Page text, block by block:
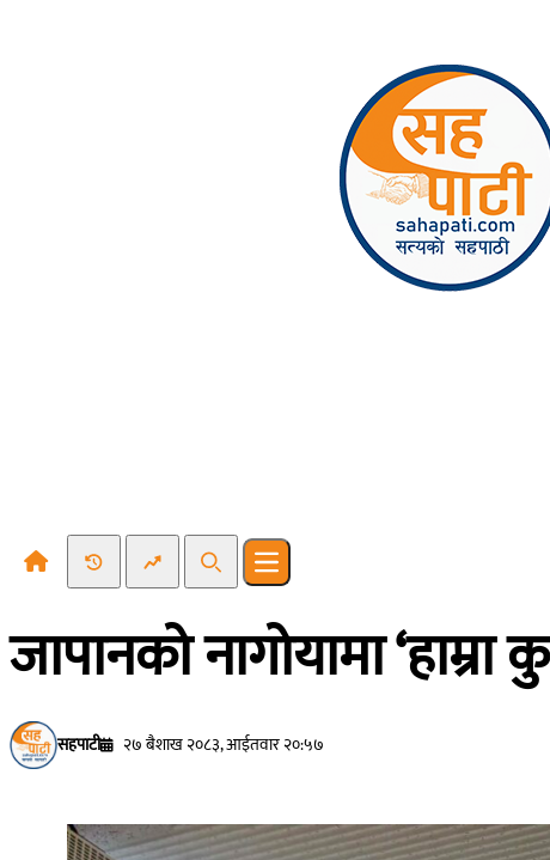
Recent NewsTrending News
SearchOpen main menu
जापानको नागोयामा
सहपाटी २७ बैशाख २०८३, आईतवार २०:५७